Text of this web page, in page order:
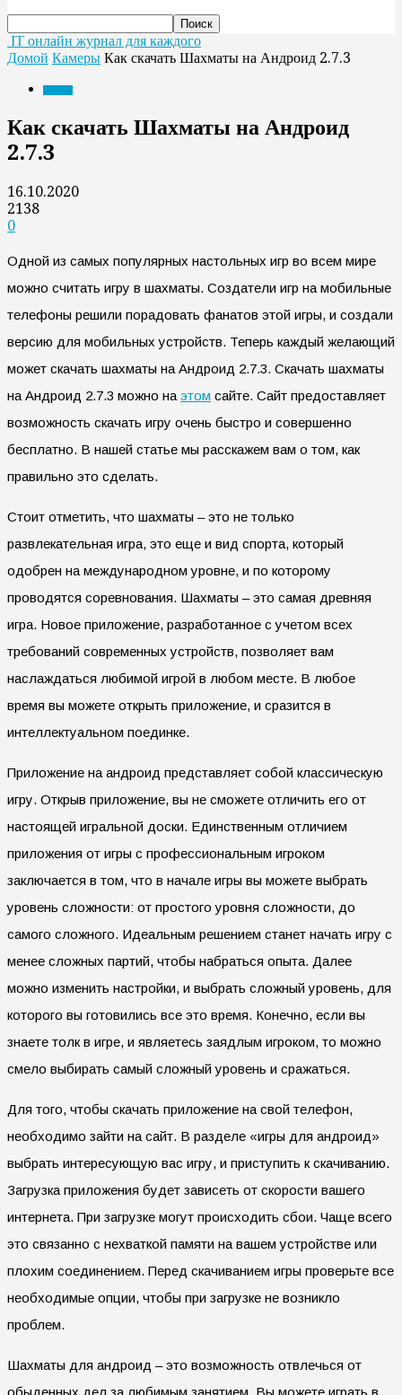
IT онлайн журнал для каждого
Домой Камеры Как скачать Шахматы на Андроид 2.7.3
Как скачать Шахматы на Андроид
2.7.3
16.10.2020
2138
0
Одной из самых популярных настольных игр во всем мире
можно считать игру в шахматы. Создатели игр на мобильные
телефоны решили порадовать фанатов этой игры, и создали
версию для мобильных устройств. Теперь каждый желающий
может скачать шахматы на Андроид 2.7.3. Скачать шахматы
на Андроид 2.7.3 можно на этом сайте. Сайт предоставляет
возможность скачать игру очень быстро и совершенно
бесплатно. В нашей статье мы расскажем вам о том, как
правильно это сделать.
Стоит отметить, что шахматы – это не только
развлекательная игра, это еще и вид спорта, который
одобрен на международном уровне, и по которому
проводятся соревнования. Шахматы – это самая древняя
игра. Новое приложение, разработанное с учетом всех
требований современных устройств, позволяет вам
наслаждаться любимой игрой в любом месте. В любое
время вы можете открыть приложение, и сразится в
интеллектуальном поединке.
Приложение на андроид представляет собой классическую
игру. Открыв приложение, вы не сможете отличить его от
настоящей игральной доски. Единственным отличием
приложения от игры с профессиональным игроком
заключается в том, что в начале игры вы можете выбрать
уровень сложности: от простого уровня сложности, до
самого сложного. Идеальным решением станет начать игру с
менее сложных партий, чтобы набраться опыта. Далее
можно изменить настройки, и выбрать сложный уровень, для
которого вы готовились все это время. Конечно, если вы
знаете толк в игре, и являетесь заядлым игроком, то можно
смело выбирать самый сложный уровень и сражаться.
Для того, чтобы скачать приложение на свой телефон,
необходимо зайти на сайт. В разделе «игры для андроид»
выбрать интересующую вас игру, и приступить к скачиванию.
Загрузка приложения будет зависеть от скорости вашего
интернета. При загрузке могут происходить сбои. Чаще всего
это связанно с нехваткой памяти на вашем устройстве или
плохим соединением. Перед скачиванием игры проверьте все
необходимые опции, чтобы при загрузке не возникло
проблем.
Шахматы для андроид – это возможность отвлечься от
обыденных дел за любимым занятием. Вы можете играть в